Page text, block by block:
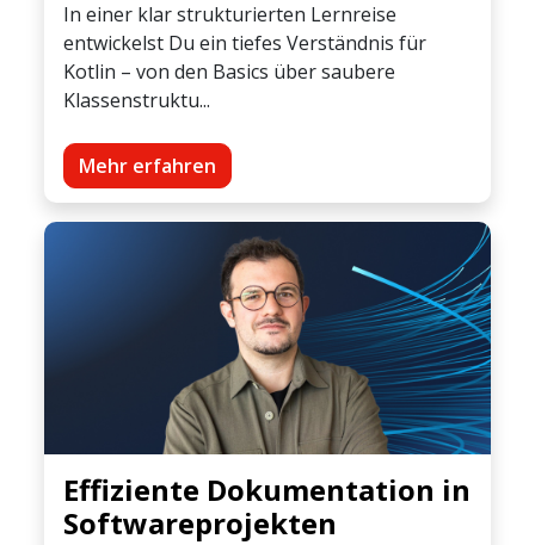
In einer klar strukturierten Lernreise
entwickelst Du ein tiefes Verständnis für
Kotlin – von den Basics über saubere
Klassenstruktu...
Mehr erfahren
Effiziente Dokumentation in
Softwareprojekten